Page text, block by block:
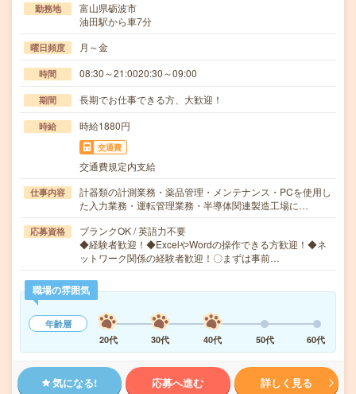
勤務地
富山県砺波市
油田駅から車7分
曜日頻度 月～金
時間 08:30～21:0020:30～09:00
期間 長期でお仕事できる方、大歓迎！
時給 時給1880円
交通費
交通費規定内支給
仕事内容
計器類の計測業務・薬品管理・メンテナンス・PCを使用し
た入力業務・運転管理業務・半導体関連製造工場に…
応募資格
ブランクOK / 英語力不要
◆経験者歓迎！◆ExcelやWordの操作できる方歓迎！◆ネ
ットワーク関係の経験者歓迎！〇まずは事前…
職場の雰囲気
年齢層
20代
30代 40代 50代 60代
気になる! 応募へ進む 詳しく見る